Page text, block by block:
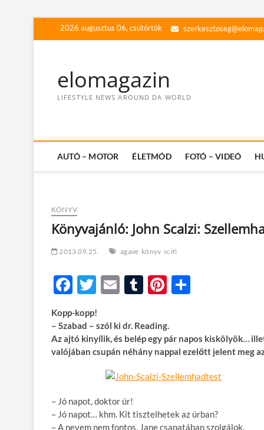
2026 augusztus 06, csütörtök
elomagazin
LIFESTYLE NEWS AROUND DA WORLD
AUTÓ – MOTOR ÉLETMÓD FOTÓ – VIDEÓ
KÖNYV
Könyvajánló: John Scalzi:
2013.09.25. agave könyv scifi
F
ac
e
b
o
k
T
w
itt
er
E
ail
T
m
bl
r
Pi
er
es
t
m
e
g
Kopp-kopp!
– Szabad – szól ki dr. Reading.
Az ajtó kinyílik, és belép egy pár napos kiskölyök…
valójában csupán néhány nappal ezelőtt jelent meg
– Jó napot, doktor úr!
– Jó napot… khm. Kit tisztelhetek az úrban?
– A nevem nem fontos, Jane csapatában szolgálok.